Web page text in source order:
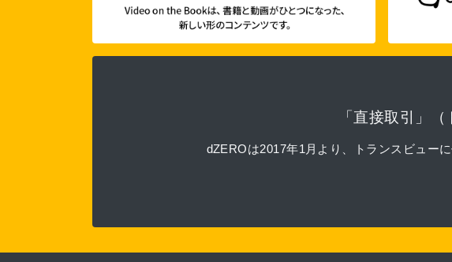
「直接取引」
dZEROは2017年1月より、トランスビュー